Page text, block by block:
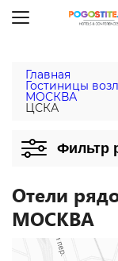
Главная
Гостиницы
МОСКВА
ЦСКА
Фильтр
Отели
МОСКВА